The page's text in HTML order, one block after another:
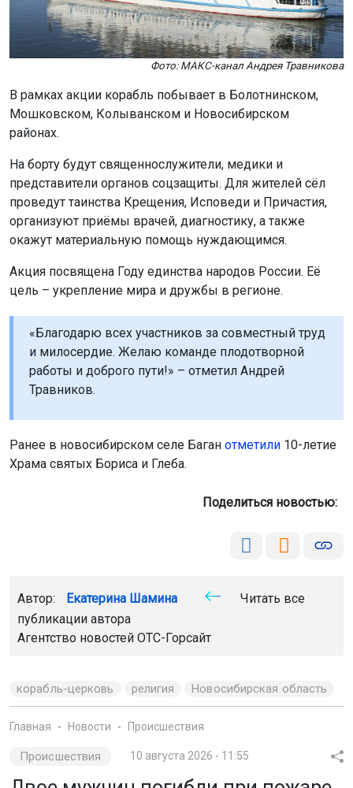
Фото: МАКС-канал Андрея Травникова
В рамках акции корабль побывает в Болотнинском,
Мошковском, Колыванском и Новосибирском
районах.
На борту будут священнослужители, медики и
представители органов соцзащиты. Для жителей сёл
проведут таинства Крещения, Исповеди и Причастия,
организуют приёмы врачей, диагностику, а также
окажут материальную помощь нуждающимся.
Акция посвящена Году единства народов России. Её
цель – укрепление мира и дружбы в регионе.
«Благодарю всех участников за совместный труд
и милосердие. Желаю команде плодотворной
работы и доброго пути!» – отметил Андрей
Травников.
Ранее в новосибирском селе Баган отметили 10-летие
Храма святых Бориса и Глеба.
Поделиться новостью:
Автор: Екатерина Шамина
Читать все
публикации автора
Агентство новостей ОТС-Горсайт
корабль-церковь религия Новосибирская область
Главная Новости Происшествия
Происшествия 10 августа 2026 - 11:55